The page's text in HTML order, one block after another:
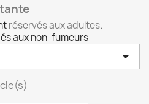
réservés aux adultes.
aux non-fumeurs
